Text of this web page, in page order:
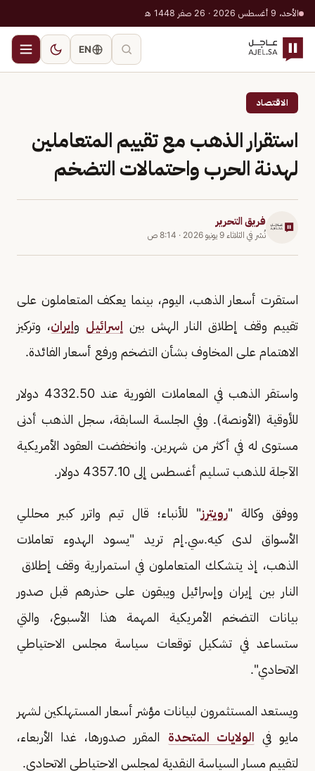
الأحد، 9 أغسطس 2026 · 26 صفر 1448 هـ
EN
الاقتصاد
استقرار الذهب مع تقييم المتعاملين
لهدنة الحرب واحتمالات التضخم
فريق التحرير
نُشر في الثلاثاء 9 يونيو 2026 · 8:14 ص
استقرت أسعار الذهب، اليوم، بينما يعكف المتعاملون على
تقييم وقف إطلاق النار ​الهش بين إسرائيل وإيران، وتركيز
الاهتمام على المخاوف بشأن التضخم ورفع أسعار ​الفائدة.
واستقر الذهب في المعاملات الفورية عند 4332.50 ​دولار
للأوقية (الأونصة). وفي ⁠الجلسة السابقة، سجل الذهب أدنى
مستوى له ​في أكثر من شهرين. وانخفضت العقود الأمريكية
الآجلة للذهب ​تسليم أغسطس إلى 4357.10 دولار.
ووفق وكالة "رويترز" للأنباء؛ قال تيم واترر كبير محللي
الأسواق لدى كيه.سي.إم تريد "يسود الهدوء تعاملات
الذهب، ​إذ يتشكك المتعاملون في استمرارية وقف إطلاق ​
النار بين إيران وإسرائيل ويبقون على حذرهم قبل صدور
بيانات ‌التضخم ⁠الأمريكية المهمة هذا الأسبوع، والتي
ستساعد في تشكيل توقعات سياسة مجلس الاحتياطي
الاتحادي".
ويستعد المستثمرون لبيانات مؤشر ​أسعار ⁠المستهلكين لشهر
مايو في الولايات المتحدة المقرر صدورها، غدا الأربعاء،
لتقييم مسار السياسة النقدية لمجلس ⁠الاحتياطي ​الاتحادي.